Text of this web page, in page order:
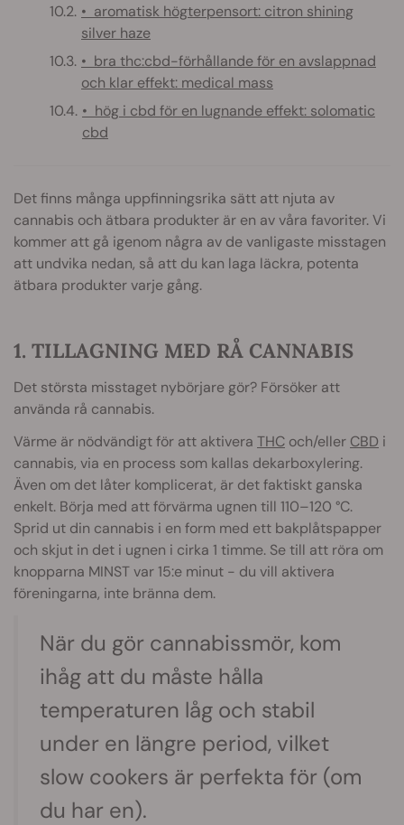
• aromatisk högterpensort: citron shining
silver haze
• bra thc:cbd-förhållande för en avslappnad
och klar effekt: medical mass
• hög i cbd för en lugnande effekt: solomatic
cbd
Det finns många uppfinningsrika sätt att njuta av
cannabis och ätbara produkter är en av våra favoriter. Vi
kommer att gå igenom några av de vanligaste misstagen
att undvika nedan, så att du kan laga läckra, potenta
ätbara produkter varje gång.
1. TILLAGNING MED RÅ CANNABIS
Det största misstaget nybörjare gör? Försöker att
använda rå cannabis.
Värme är nödvändigt för att aktivera THC och/eller CBD i
cannabis, via en process som kallas dekarboxylering.
Även om det låter komplicerat, är det faktiskt ganska
enkelt. Börja med att förvärma ugnen till 110–120 °C.
Sprid ut din cannabis i en form med ett bakplåtspapper
och skjut in det i ugnen i cirka 1 timme. Se till att röra om
knopparna MINST var 15:e minut - du vill aktivera
föreningarna, inte bränna dem.
När du gör cannabissmör, kom
ihåg att du måste hålla
temperaturen låg och stabil
under en längre period, vilket
slow cookers är perfekta för (om
du har en).